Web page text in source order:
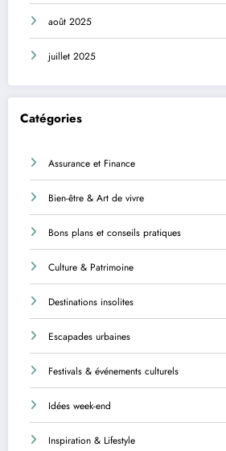
août 2025
juillet 2025
Catégories
Assurance et Finance
Bien-être & Art de vivre
Bons plans et conseils pratiques
Culture & Patrimoine
Destinations insolites
Escapades urbaines
Festivals & événements culturels
Idées week-end
Inspiration & Lifestyle